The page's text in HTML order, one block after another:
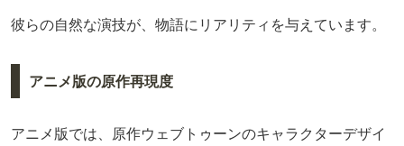
彼らの自然な演技が、物語にリアリティを与えています。
アニメ版の原作再現度
アニメ版では、原作ウェブトゥーンのキャラクターデザイ